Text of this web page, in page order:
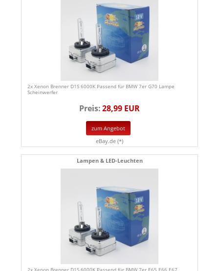
2x Xenon Brenner D1S 6000K Passend für BMW 7er G70 Lampe
Scheinwerfer
Preis:28,99 EUR
zum Angebot
eBay.de (*)
Lampen & LED-Leuchten
2x Xenon Brenner D1S 6000K Passend für BMW 7er E65 E66 E67